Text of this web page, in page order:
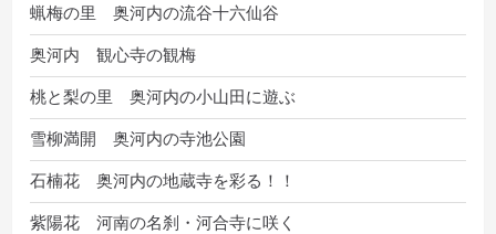
蝋梅の里 奥河内の流谷十六仙谷
奥河内 観心寺の観梅
桃と梨の里 奥河内の小山田に遊ぶ
雪柳満開 奥河内の寺池公園
石楠花 奥河内の地蔵寺を彩る！！
紫陽花 河南の名刹・河合寺に咲く